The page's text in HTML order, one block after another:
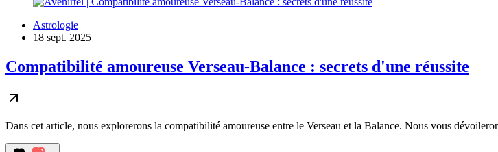
Astrologie
18 sept. 2025
Compatibilité amoureuse Verseau-Balance : secrets d'une réussite
Dans cet article, nous explorerons la compatibilité amoureuse entre le Verseau et la Balance. Nous vous